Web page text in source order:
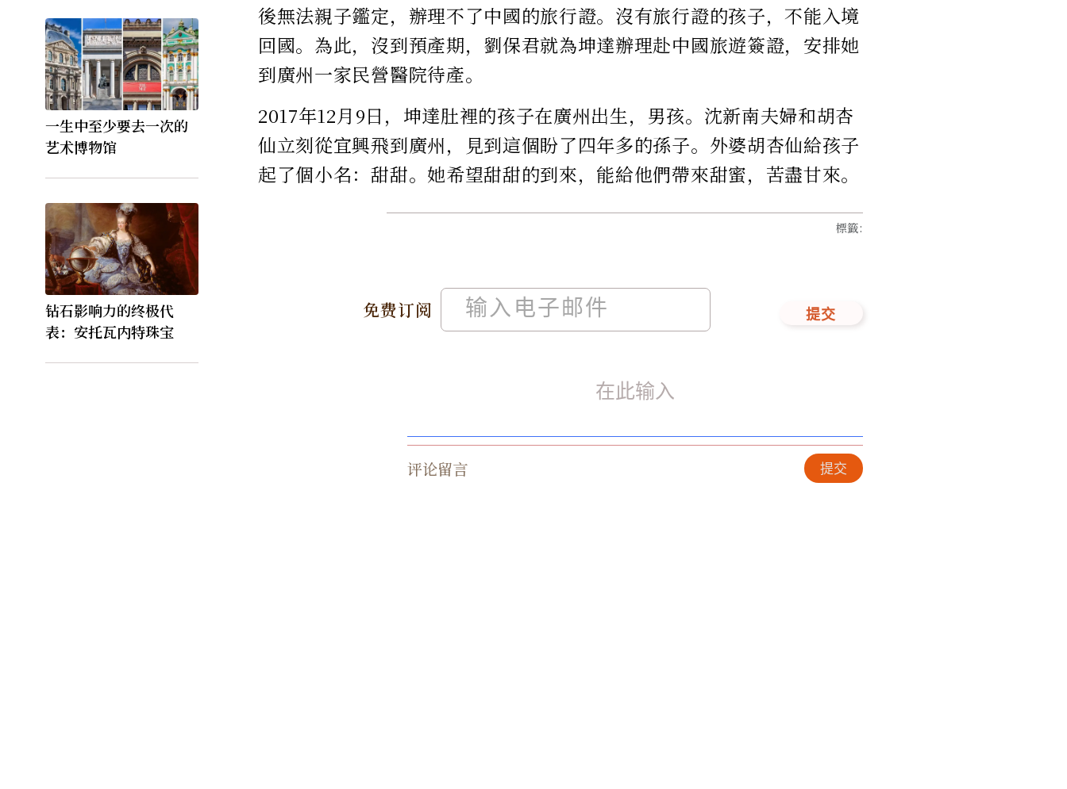
一生中至少要去一次的
艺术博物馆
钻石影响力的终极代
表：安托瓦内特珠宝
後無法親子鑑定，辦理不了中國的旅行證。沒有旅行證的孩子，不能入境
回國。為此，沒到預產期，劉保君就為坤達辦理赴中國旅遊簽證，安排她
到廣州一家民營醫院待產。
2017年12月9日，坤達肚裡的孩子在廣州出生，男孩。沈新南夫婦和胡杏
仙立刻從宜興飛到廣州，見到這個盼了四年多的孫子。外婆胡杏仙給孩子
起了個小名：甜甜。她希望甜甜的到來，能給他們帶來甜蜜，苦盡甘來。
免费订阅 提交
標籤:
评论留言 提交